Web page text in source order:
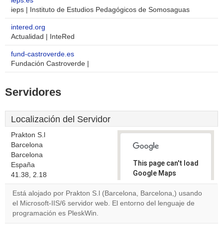
ieps | Instituto de Estudios Pedagógicos de Somosaguas
intered.org
Actualidad | InteRed
fund-castroverde.es
Fundación Castroverde |
Servidores
Localización del Servidor
Prakton S.l
Barcelona
Barcelona
España
41.38, 2.18
This page can't load
Google Maps
correctly.
Do you
Está alojado por Prakton S.l (Barcelona, Barcelona,) usando
el Microsoft-IIS/6 servidor web. El entorno del lenguaje de
programación es PleskWin.